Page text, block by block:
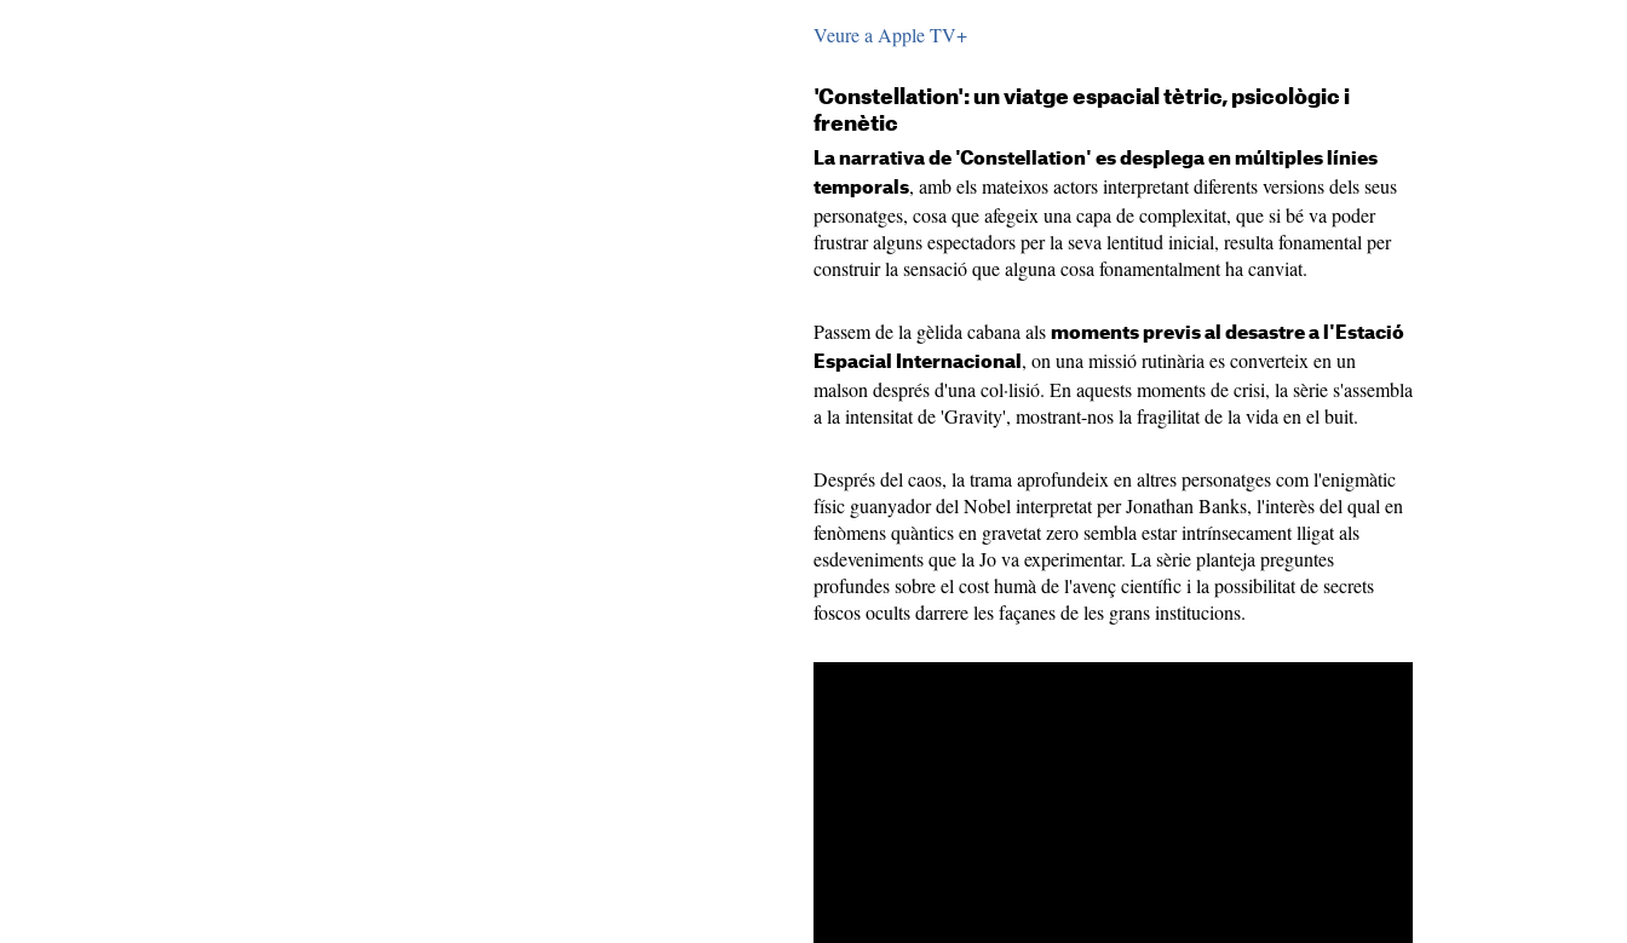
Veure a Apple TV+
'Constellation': un viatge espacial tètric, psicològic i
frenètic
La narrativa de 'Constellation' es desplega en múltiples línies
temporals, amb els mateixos actors interpretant diferents versions dels seus
personatges, cosa que afegeix una capa de complexitat, que si bé va poder
frustrar alguns espectadors per la seva lentitud inicial, resulta fonamental per
construir la sensació que alguna cosa fonamentalment ha canviat.
Passem de la gèlida cabana als moments previs al desastre a l'Estació
Espacial Internacional , on una missió rutinària es converteix en un
malson després d'una col·lisió. En aquests moments de crisi, la sèrie s'assembla
a la intensitat de 'Gravity', mostrant-nos la fragilitat de la vida en el buit.
Després del caos, la trama aprofundeix en altres personatges com l'enigmàtic
físic guanyador del Nobel interpretat per Jonathan Banks, l'interès del qual en
fenòmens quàntics en gravetat zero sembla estar intrínsecament lligat als
esdeveniments que la Jo va experimentar. La sèrie planteja preguntes
profundes sobre el cost humà de l'avenç científic i la possibilitat de secrets
foscos ocults darrere les façanes de les grans institucions.